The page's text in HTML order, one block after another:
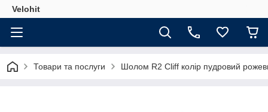
Velohit
Товари та послуги Шолом R2 Cliff колір пудровий